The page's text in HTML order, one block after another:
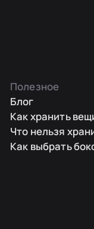
Полезное
Блог
Как хранить
Что нельзя
Как выбрать